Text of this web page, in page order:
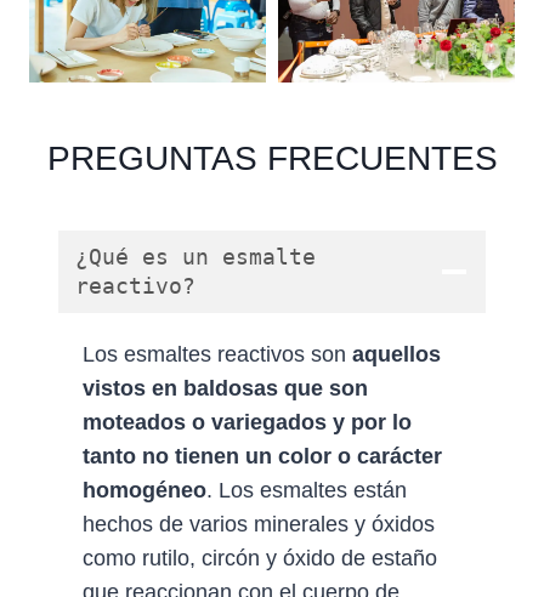
PREGUNTAS FRECUENTES
¿Qué es un esmalte
reactivo?
Los esmaltes reactivos son aquellos
vistos en baldosas que son
moteados o variegados y por lo
tanto no tienen un color o carácter
homogéneo. Los esmaltes están
hechos de varios minerales y óxidos
como rutilo, circón y óxido de estaño
que reaccionan con el cuerpo de